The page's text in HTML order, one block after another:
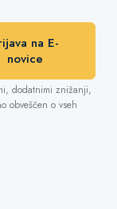
na E-
novice
dodatnimi znižanji,
obveščen o vseh